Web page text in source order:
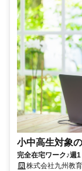
小中高生対象
完全在宅ワーク♪週
株式会社九州教